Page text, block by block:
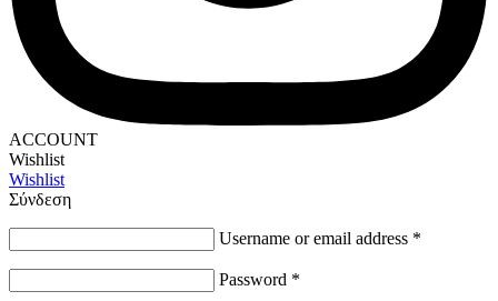
ACCOUNT
Wishlist
Wishlist
Σύνδεση
Username or email address *
Password *